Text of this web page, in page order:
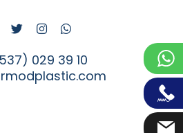
029 39 10